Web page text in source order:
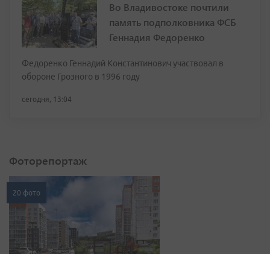
Во Владивостоке почтили
память подполковника ФСБ
Геннадия Федоренко
Федоренко Геннадий Константинович участвовал в
обороне Грозного в 1996 году
сегодня, 13:04
Фоторепортаж
20 фото